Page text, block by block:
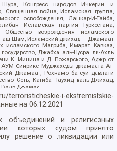
Конгресс народов Ичкерии и
Священная война, Исламская группа,
освобождения, Лашкар-И-Тайба,
Исламская партия Туркестана,
возрождения исламского
аш-Шам, Исламский джихад – Джамаат
исламского Магриба, Имарат Кавказ,
Джабха аль-Нусра ли-Ахль
К. Минина и Д. Пожарского, Аджр от
АУМ Синрике, Муджахеды джамаата Ат-
Джамаат, Рохнамо ба суи давлати
Сеть, Катиба Таухид валь-Джихад,
Валь Джамаа
terroristicheskie-i-ekstremistskie-
на06.12.2021
объединений и религиозных
которых судом принято
решение о ликвидации или